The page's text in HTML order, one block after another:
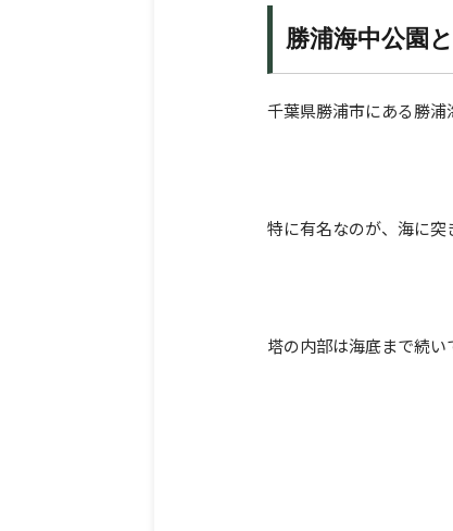
勝浦海中公園
千葉県勝浦市にある勝浦
特に有名なのが、海に突
塔の内部は海底まで続い